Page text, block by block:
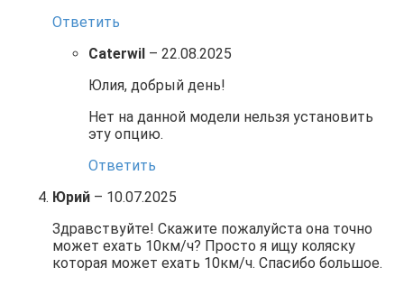
Ответить
Caterwil – 22.08.2025
Юлия, добрый день!
Нет на данной модели нельзя установить
эту опцию.
Ответить
Юрий – 10.07.2025
Здравствуйте! Скажите пожалуйста она точно
может ехать 10км/ч? Просто я ищу коляску
которая может ехать 10км/ч. Спасибо большое.